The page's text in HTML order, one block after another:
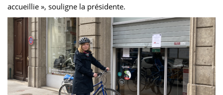
accueillie », souligne la présidente.